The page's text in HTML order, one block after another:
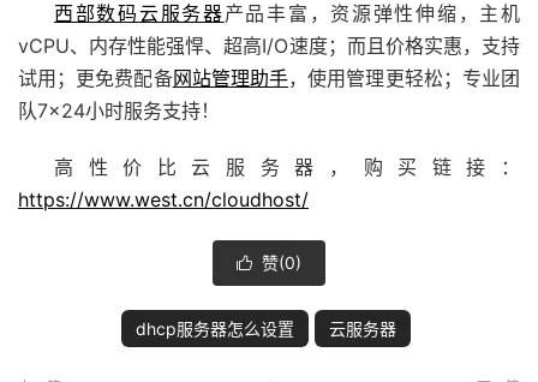
西部数码云服务器产品丰富，资源弹性伸缩，主机
vCPU、内存性能强悍、超高I/O速度；而且价格实惠，支持
试用；更免费配备网站管理助手，使用管理更轻松；专业团
队7×24小时服务支持！
高性价比云服务器，购买链接：
https://www.west.cn/cloudhost/
 赞(0)
dhcp服务器怎么设置 云服务器